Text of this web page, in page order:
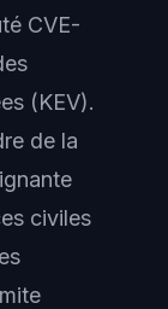
CVE-
(KEV).
de la
civiles